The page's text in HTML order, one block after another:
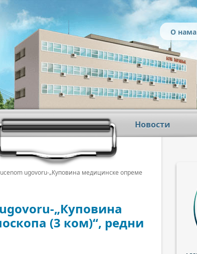
О нама
Новости
ugovoru-„Куповина медицинске опреме
„Куповина
(3 ком)“, редни